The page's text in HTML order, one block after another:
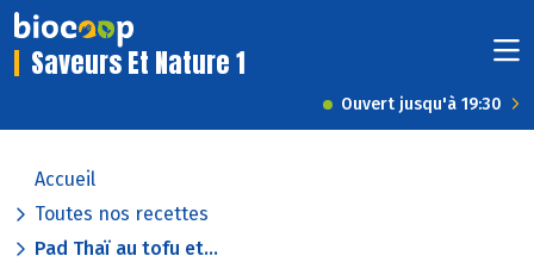
Saveurs Et Nature 1
Ouvert jusqu'à 19:30
Accueil
Toutes nos recettes
Pad Thaï au tofu et...